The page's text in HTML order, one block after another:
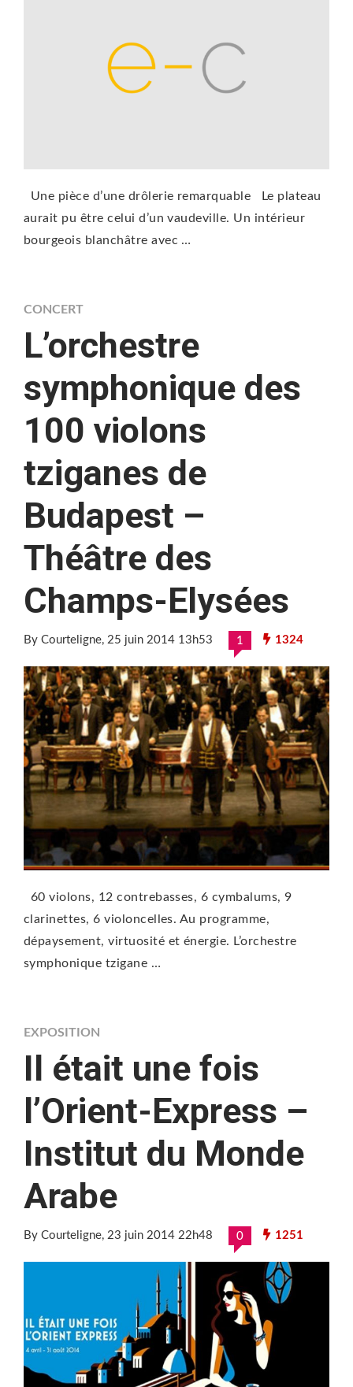
Une pièce d’une drôlerie remarquable Le plateau
aurait pu être celui d’un vaudeville. Un intérieur
bourgeois blanchâtre avec …
CONCERT
L’orchestre
symphonique des
100 violons
tziganes de
Budapest –
Théâtre des
Champs-Elysées
By Courteligne, 25 juin 2014 13h53 1 1324
60 violons, 12 contrebasses, 6 cymbalums, 9
clarinettes, 6 violoncelles. Au programme,
dépaysement, virtuosité et énergie. L’orchestre
symphonique tzigane …
EXPOSITION
Il était une fois
l’Orient-Express –
Institut du Monde
Arabe
By Courteligne, 23 juin 2014 22h48 0 1251